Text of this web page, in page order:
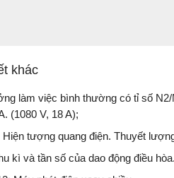
khác
làm việc bình thường có tỉ số
(1080 V, 18 A);
Hiện tượng quang điện. Thuyết
kì và tần số của dao động điều hòa.